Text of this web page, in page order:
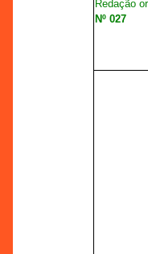
Redação
Nº 027